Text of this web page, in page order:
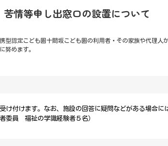
苦情等申し出窓口の設置について
型認定こども園十間坂こども園の利用者・その家族や代理人
努めます。
付けます。なお、施設の回答に疑問などがある場合に
委員 福祉の学識経験者５名）